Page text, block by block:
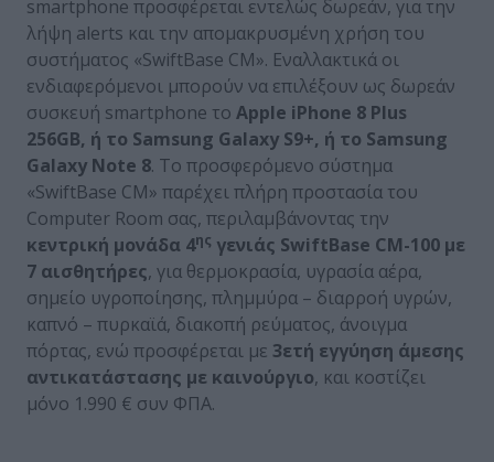
smartphone προσφέρεται εντελώς δωρεάν, για την
λήψη alerts και την απομακρυσμένη χρήση του
συστήματος «SwiftBase CM». Εναλλακτικά οι
ενδιαφερόμενοι μπορούν να επιλέξουν ως δωρεάν
συσκευή smartphone το Apple iPhone 8 Plus
256GB, ή το Samsung Galaxy S9+, ή το Samsung
Galaxy Note 8. Το προσφερόμενο σύστημα
«SwiftBase CM» παρέχει πλήρη προστασία του
Computer Room σας, περιλαμβάνοντας την
κεντρική μονάδα 4ης γενιάς SwiftBase CM-100 με
7 αισθητήρες, για θερμοκρασία, υγρασία αέρα,
σημείο υγροποίησης, πλημμύρα – διαρροή υγρών,
καπνό – πυρκαϊά, διακοπή ρεύματος, άνοιγμα
πόρτας, ενώ προσφέρεται με 3ετή εγγύηση άμεσης
αντικατάστασης με καινούργιο, και κοστίζει
μόνο 1.990 € συν ΦΠΑ.